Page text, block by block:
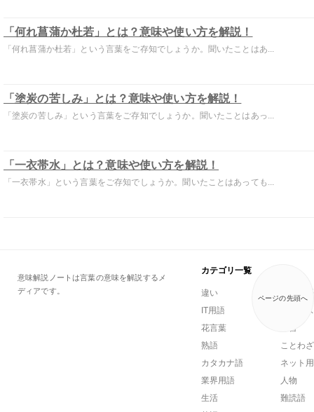
「何れ菖蒲か杜若」とは？意味や使い方を解説！
「何れ菖蒲か杜若」という言葉をご存知でしょうか。聞いたことはあ...
「塗炭の苦しみ」とは？意味や使い方を解説！
「塗炭の苦しみ」という言葉をご存知でしょうか。聞いたことはあっ...
「一衣帯水」とは？意味や使い方を解説！
「一衣帯水」という言葉をご存知でしょうか。聞いたことはあっても...
ページの先頭へ
意味解説ノートは言葉の意味を解説するメ
ディアです。
カテゴリ一覧
違い
一般用語
IT用語
ビジネ
花言葉
方言
熟語
ことわ
カタカナ語
ネット
業界用語
人物
生活
難読語